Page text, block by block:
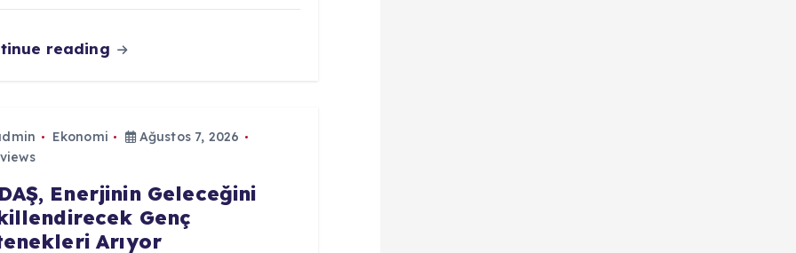
reading
Ekonomi
Ağustos 7, 2026
Enerjinin Geleceğini
Genç
Arıyor